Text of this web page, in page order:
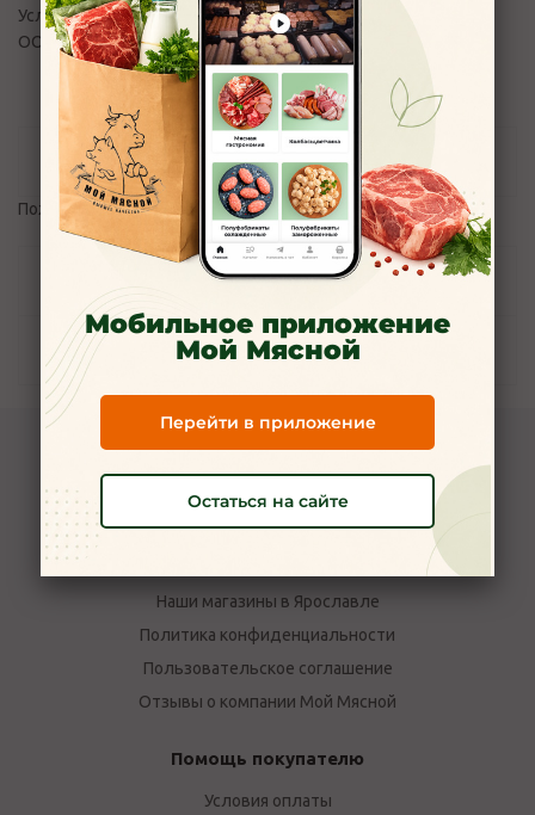
Условия хранения:(4 ± 2) °С
ООО "Галактика"
Отзывы
Пожалуйста,авторизуйтесь, чтобы оставить отзыв.
Наличие
О компании
Новости
Наши магазины в Ярославле
Политика конфиденциальности
Пользовательское соглашение
Отзывы о компании Мой Мясной
Помощь покупателю
Условия оплаты
Мобильное приложение
Мой Мясной
Перейти в приложение
Остаться на сайте